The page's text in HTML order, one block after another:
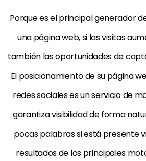
Porque es el principal generador
una página web, si las visitas
también las oportunidades de
El posicionamiento de su página
redes sociales es un servicio de
garantiza visibilidad de forma
pocas palabras si está presente
resultados de los principales